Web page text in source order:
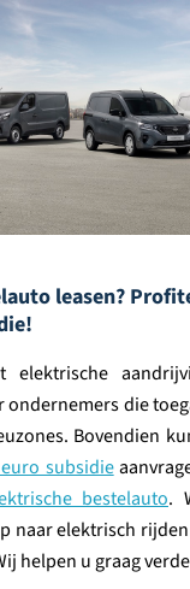
leasen?
elektrische
die
Bovendien
subsidie
bestelauto.
naar elektrisch
helpen u graag